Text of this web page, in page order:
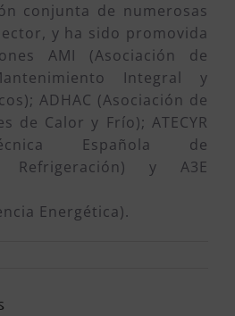
conjunta de numerosas
y ha sido promovida
AMI (Asociación de
Integral y
ADHAC (Asociación de
de Calor y Frío); ATECYR
Española de
Refrigeración) y A3E
Energética).